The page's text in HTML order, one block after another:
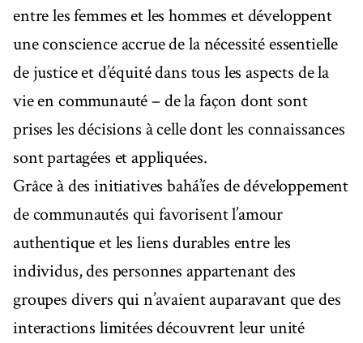
entre les femmes et les hommes et développent
une conscience accrue de la nécessité essentielle
de justice et d’équité dans tous les aspects de la
vie en communauté – de la façon dont sont
prises les décisions à celle dont les connaissances
sont partagées et appliquées.
Grâce à des initiatives bahá’íes de développement
de communautés qui favorisent l’amour
authentique et les liens durables entre les
individus, des personnes appartenant des
groupes divers qui n’avaient auparavant que des
interactions limitées découvrent leur unité